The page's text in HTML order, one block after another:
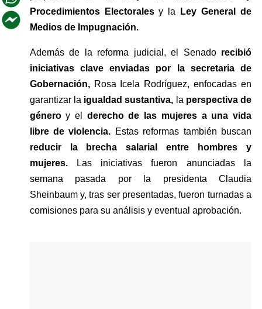
Procedimientos Electorales y la
Ley General de
Medios de Impugnación.
Además de la reforma judicial, el Senado recibió
iniciativas clave enviadas por la secretaria de
Gobernación, Rosa Icela Rodríguez, enfocadas en
garantizar la igualdad sustantiva, la perspectiva de
género y el derecho de las mujeres a una vida
libre de violencia.
reducir la brecha salarial entre hombres y
mujeres.
Las iniciativas fueron anunciadas la
semana pasada por la presidenta Claudia
Sheinbaum y, tras ser presentadas, fueron turnadas a
comisiones para su análisis y eventual aprobación.